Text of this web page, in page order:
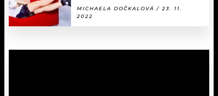
MICHAELA DOČKALOVÁ / 23. 11.
2022